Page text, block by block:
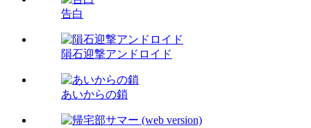
告白
隕石迎撃アンドロイド
あいからの鎖